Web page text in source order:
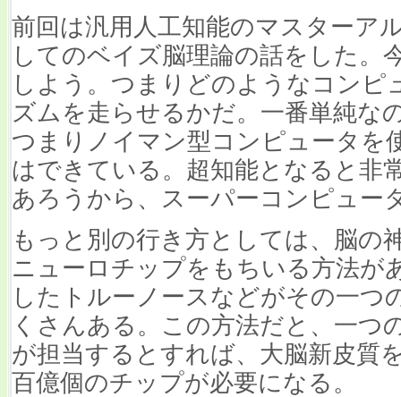
前回は汎用人工知能のマスターア
してのベイズ脳理論の話をした。
しよう。つまりどのようなコンピ
ズムを走らせるかだ。一番単純な
つまりノイマン型コンピュータを
はできている。超知能となると非
あろうから、スーパーコンピュー
もっと別の行き方としては、脳の
ニューロチップをもちいる方法が
したトルーノースなどがその一つ
くさんある。この方法だと、一つ
が担当するとすれば、大脳新皮質
百億個のチップが必要になる。